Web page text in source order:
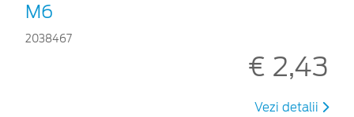
M6
2038467
€ 2,43
Vezi detalii